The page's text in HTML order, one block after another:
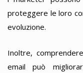
proteggere le loro
evoluzione.
Inoltre,
email può